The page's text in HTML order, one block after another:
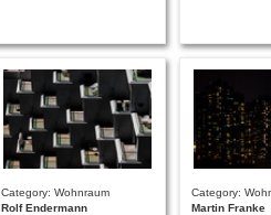
Category: Wohnraum
Rolf Endermann
Category:
Martin Franke